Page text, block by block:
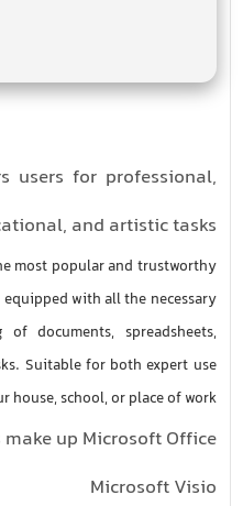
users for professional,
and artistic tasks.
most popular and trustworthy
with all the necessary
documents, spreadsheets,
Suitable for both expert use
house, school, or place of work.
up Microsoft Office?
Microsoft Visio